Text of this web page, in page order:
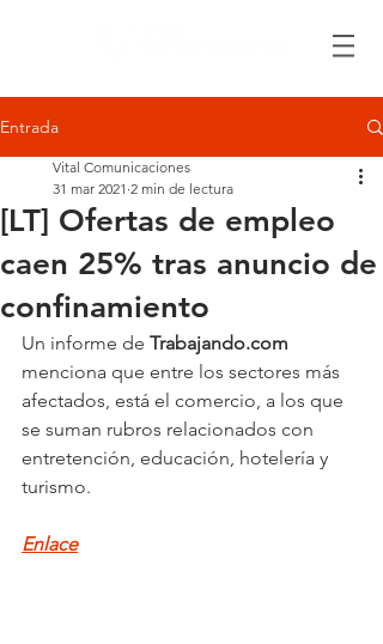
Entrada
[LT] Ofertas de empleo
caen 25% tras anuncio de
confinamiento
Vital Comunicaciones
31 mar 2021 2 min de lectura
Un informe de Trabajando.com
menciona que entre los sectores más
afectados, está el comercio, a los que
se suman rubros relacionados con
entretención, educación, hotelería y
turismo.
Enlace